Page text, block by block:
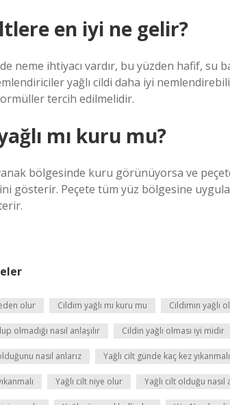
en iyi ne gelir?
neme ihtiyacı vardır, bu yüzden hafif,
yağlı cildi daha iyi
tercih edilmelidir.
mı kuru mu?
bölgesinde kuru görünüyorsa ve
gösterir. Peçete tüm yüz bölgesine
olur Cildim yağlı mı kuru mu Cildimin yağlı
olmadığı nasıl anlaşılır Cildin yağlı olması iyi midir
nasıl anlarız Yağlı cilt günde kaç kez yıkanmalı
Yağlı cilt niye olur Yağlı cilt olduğu nasıl